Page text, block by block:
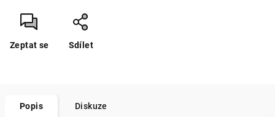
Zeptat se Sdílet
Popis Diskuze